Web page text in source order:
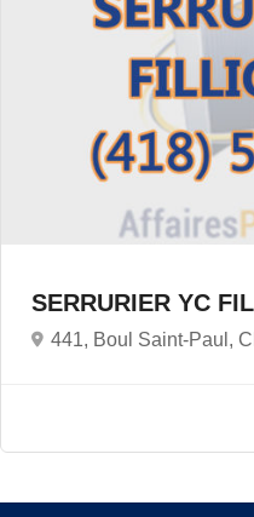
SERRURIER YC
441, Boul Saint-Paul,